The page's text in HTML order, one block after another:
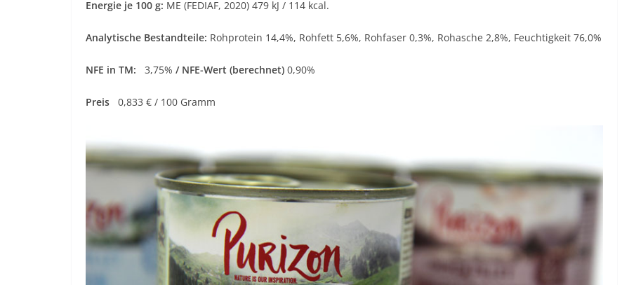
Energie je 100 g: ME (FEDIAF, 2020) 479 kJ / 114 kcal.
Analytische Bestandteile: Rohprotein 14,4%, Rohfett 5,6%, Rohfaser 0,3%, Rohasche 2,8%, Feuchtigkeit 76,0%
NFE in TM: 3,75% / NFE-Wert (berechnet) 0,90%
Preis 0,833 € / 100 Gramm